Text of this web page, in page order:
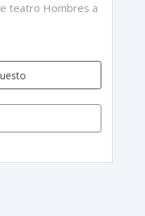
teatro Hombres a